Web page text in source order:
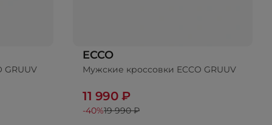
GRUUV
ECCO
Мужские кроссовки ECCO GRUUV
11 990 ₽
-40%19 990 ₽